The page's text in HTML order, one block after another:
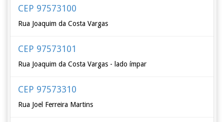
CEP 97573100
Rua Joaquim da Costa Vargas
CEP 97573101
Rua Joaquim da Costa Vargas - lado ímpar
CEP 97573310
Rua Joel Ferreira Martins